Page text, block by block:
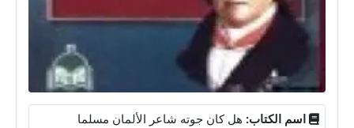
اسم الكتاب: هل كان جوته شاعر الألمان مسلما